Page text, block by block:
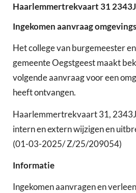
Haarlemmertrekvaart 31
Ingekomen aanvraag
Het college van burgemeester
gemeente Oegstgeest maakt
volgende aanvraag voor een
heeft ontvangen.
Haarlemmertrekvaart 31,
intern en extern wijzigen en
(01-03-2025/ Z/25/209054)
Informatie
Ingekomen aanvragen en